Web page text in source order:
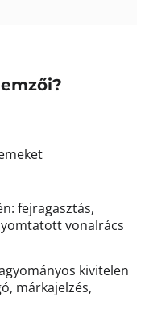
fejragasztás,
vonalrács
kivitelen
márkajelzés,